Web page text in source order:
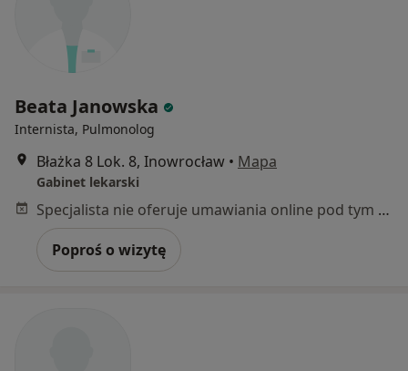
Beata Janowska
Internista, Pulmonolog
Błażka 8 Lok. 8, Inowrocław • Mapa
Gabinet lekarski
Specjalista nie oferuje umawiania online pod tym adresem.
Poproś o wizytę